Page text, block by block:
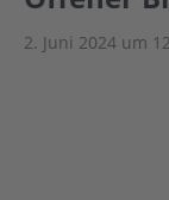
2. Juni 2024 um